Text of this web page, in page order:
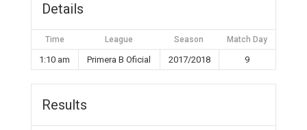
Details
Time League Season Match Day
1:10 am Primera B Oficial 2017/2018 9
Results